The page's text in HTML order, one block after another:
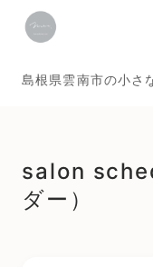
島根県雲南市の小さ
salon
ダー）